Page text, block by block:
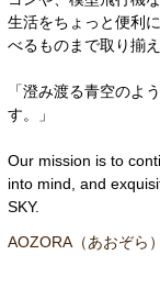
生活をちょっと便利
べるものまで取り揃
「澄み渡る青空のよ
す。」
Our mission is to
into mind, and
SKY.
AOZORA（あおぞら